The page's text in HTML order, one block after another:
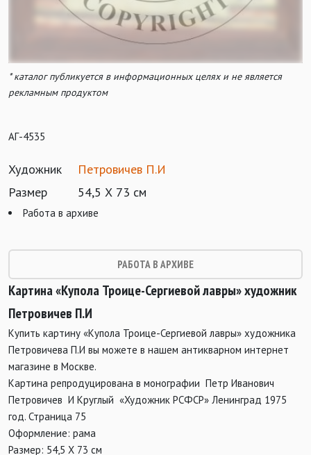
* каталог публикуется в информационных целях и не является
рекламным продуктом
АГ-4535
Художник
Петровичев П.И
Размер
54,5 Х 73 см
Работа в архиве
РАБОТА В АРХИВЕ
Картина «Купола Троице-Сергиевой лавры» художник
Петровичев П.И
Купить картину «Купола Троице-Сергиевой лавры» художника
Петровичева П.И вы можете в нашем антикварном интернет
магазине в Москве.
Картина репродуцирована в монографии Петр Иванович
Петровичев И Круглый «Художник РСФСР» Ленинград 1975
год. Страница 75
Оформление: рама
Размер: 54,5 Х 73 см